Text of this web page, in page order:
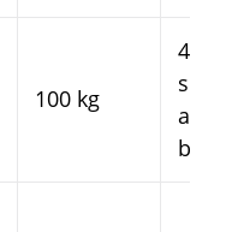
100 kg
4–7